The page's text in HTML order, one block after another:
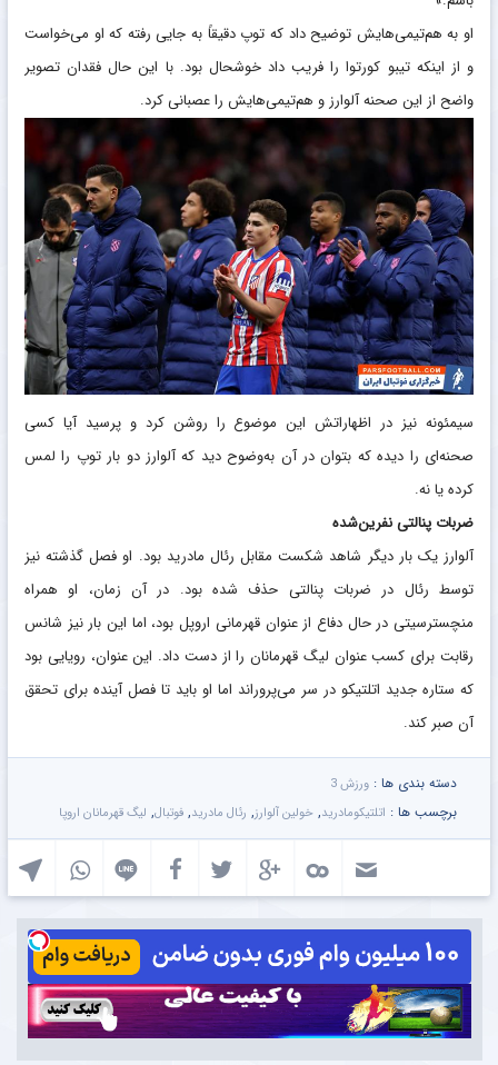
او به هم‌تیمی‌‌هایش توضیح داد که توپ دقیقاً به جایی رفته که او می‌خواست
و از اینکه تیبو کورتوا را فریب داد خوشحال بود. با این حال فقدان تصویر
واضح از این صحنه آلوارز و هم‌تیمی‌هایش را عصبانی کرد.
سیمئونه نیز در اظهاراتش این موضوع را روشن کرد و پرسید آیا کسی
صحنه‌ای را دیده که بتوان در آن به‌وضوح دید که آلوارز دو بار توپ را لمس
کرده یا نه.
ضربات پنالتی نفرین‌شده
آلوارز یک بار دیگر شاهد شکست مقابل رئال مادرید بود. او فصل گذشته نیز
توسط رئال در ضربات پنالتی حذف شده بود. در آن زمان، او همراه
منچسترسیتی در حال دفاع از عنوان قهرمانی اروپل بود، اما این بار نیز شانس
رقابت برای کسب عنوان لیگ قهرمانان را از دست داد. این عنوان، رویایی بود
که ستاره جدید اتلتیکو در سر می‌پروراند اما او باید تا فصل آینده برای تحقق
آن صبر کند.
دسته بندی ها : ورزش 3
برچسب ها : اتلتیکومادرید, خولین آلوارز, رئال مادرید, فوتبال, لیگ قهرمانان اروپا